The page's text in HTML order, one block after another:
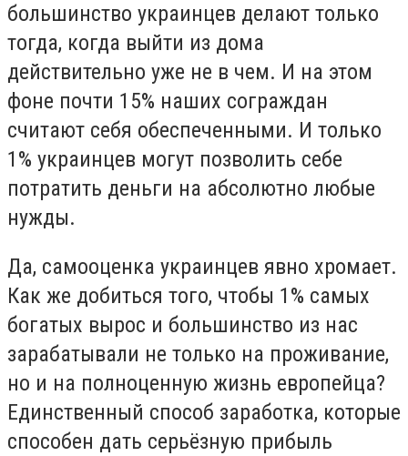
большинство украинцев делают только
тогда, когда выйти из дома
действительно уже не в чем. И на этом
фоне почти 15% наших сограждан
считают себя обеспеченными. И только
1% украинцев могут позволить себе
потратить деньги на абсолютно любые
нужды.
Да, самооценка украинцев явно хромает.
Как же добиться того, чтобы 1% самых
богатых вырос и большинство из нас
зарабатывали не только на проживание,
но и на полноценную жизнь европейца?
Единственный способ заработка, которые
способен дать серьёзную прибыль